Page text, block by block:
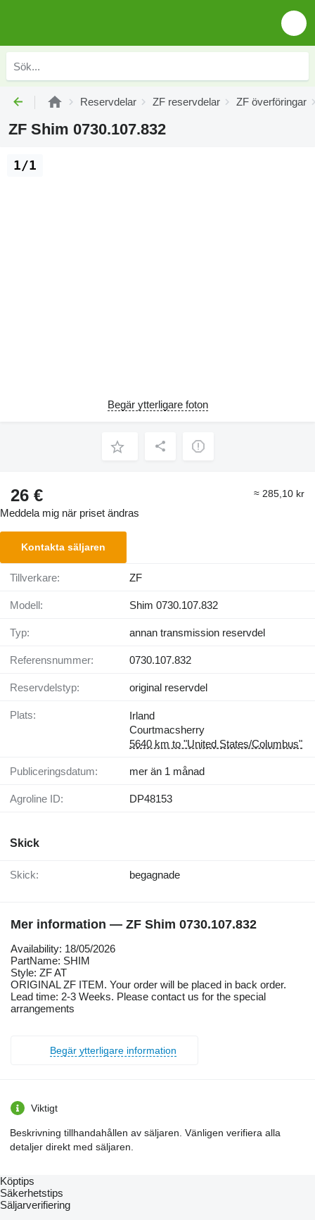
Reservdelar ZF reservdelar ZF överföringar
ZF Shim 0730.107.832
1/1
Begär ytterligare foton
26 € ≈ 285,10 kr
Meddela mig när priset ändras
Kontakta säljaren
Tillverkare: ZF
Modell: Shim 0730.107.832
Typ: annan transmission reservdel
Referensnummer: 0730.107.832
Reservdelstyp: original reservdel
Plats:
Irland
Courtmacsherry
5640 km to "United States/Columbus"
Publiceringsdatum: mer än 1 månad
Agroline ID: DP48153
Skick
Skick: begagnade
Mer information — ZF Shim 0730.107.832
Availability: 18/05/2026
PartName: SHIM
Style: ZF AT
ORIGINAL ZF ITEM. Your order will be placed in back order.
Lead time: 2-3 Weeks. Please contact us for the special
arrangements
Begär ytterligare information
Viktigt
Beskrivning tillhandahållen av säljaren. Vänligen verifiera alla
detaljer direkt med säljaren.
Köptips
Säkerhetstips
Säljarverifiering